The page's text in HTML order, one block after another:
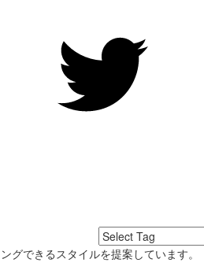
グできるスタイルを提案しています。